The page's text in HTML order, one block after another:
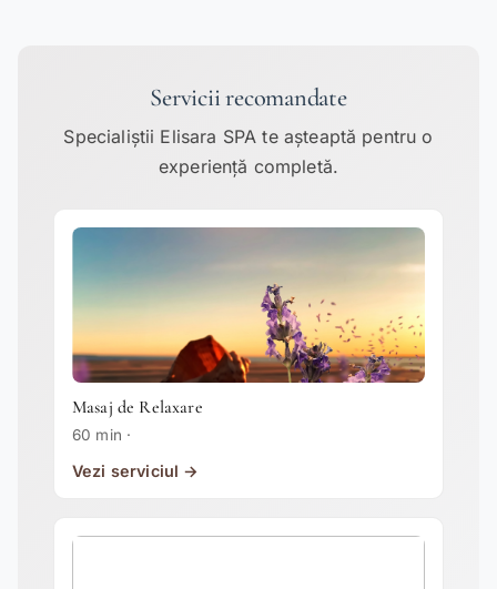
Servicii recomandate
Specialiștii Elisara SPA te așteaptă pentru o
experiență completă.
Masaj de Relaxare
60 min ·
Vezi serviciul →